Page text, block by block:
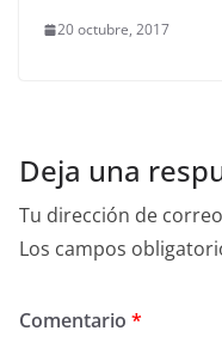
20 octubre, 2017
Deja una
Tu dirección de
Los campos
Comentario *